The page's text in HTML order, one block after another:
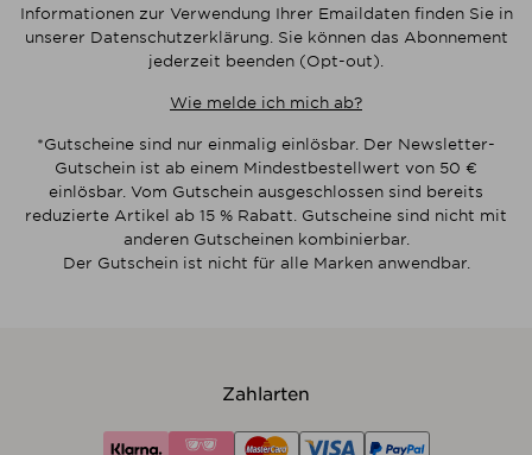
Informationen zur Verwendung Ihrer Emaildaten finden Sie in
unserer Datenschutzerklärung. Sie können das Abonnement
jederzeit beenden (Opt-out).
Wie melde ich mich ab?
*Gutscheine sind nur einmalig einlösbar. Der Newsletter-
Gutschein ist ab einem Mindestbestellwert von 50 €
einlösbar. Vom Gutschein ausgeschlossen sind bereits
reduzierte Artikel ab 15 % Rabatt. Gutscheine sind nicht mit
anderen Gutscheinen kombinierbar.
Der Gutschein ist nicht für alle Marken anwendbar.
Zahlarten